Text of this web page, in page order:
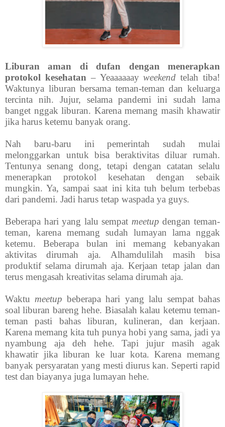
Liburan aman di dufan dengan menerapkan
protokol kesehatan – Yeaaaaaayweekend telah tiba!
Waktunya liburan bersama teman-teman dan keluarga
tercinta nih. Jujur, selama pandemi ini sudah lama
banget nggak liburan. Karena memang masih khawatir
jika harus ketemu banyak orang.
Nah baru-baru ini pemerintah sudah mulai
melonggarkan untuk bisa beraktivitas diluar rumah.
Tentunya senang dong, tetapi dengan catatan selalu
menerapkan protokol kesehatan dengan sebaik
mungkin. Ya, sampai saat ini kita tuh belum terbebas
dari pandemi. Jadi harus tetap waspada ya guys.
Beberapa hari yang lalu sempat meetup dengan teman-
teman, karena memang sudah lumayan lama nggak
ketemu. Beberapa bulan ini memang kebanyakan
aktivitas dirumah aja. Alhamdulilah masih bisa
produktif selama dirumah aja. Kerjaan tetap jalan dan
terus mengasah kreativitas selama dirumah aja.
Waktu meetup beberapa hari yang lalu sempat bahas
soal liburan bareng hehe. Biasalah kalau ketemu teman-
teman pasti bahas liburan, kulineran, dan kerjaan.
Karena memang kita tuh punya hobi yang sama, jadi ya
nyambung aja deh hehe. Tapi jujur masih agak
khawatir jika liburan ke luar kota. Karena memang
banyak persyaratan yang mesti diurus kan. Seperti rapid
test dan biayanya juga lumayan hehe.